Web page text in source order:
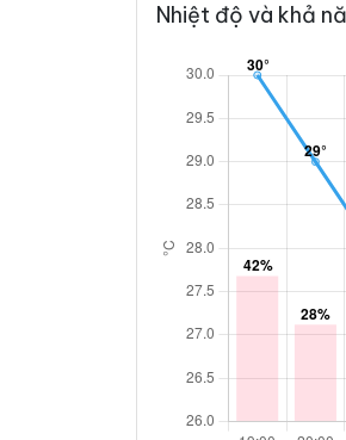
Nhiệt độ và khả